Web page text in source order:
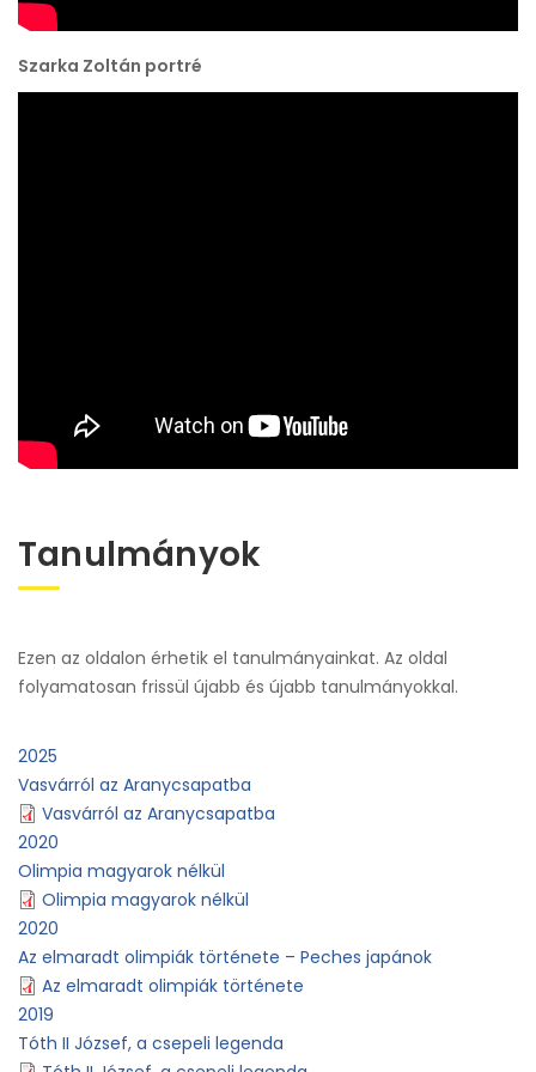
Szarka Zoltán portré
Tanulmányok
Ezen az oldalon érhetik el tanulmányainkat. Az oldal
folyamatosan frissül újabb és újabb tanulmányokkal.
2025
Vasvárról az Aranycsapatba
Vasvárról az Aranycsapatba
2020
Olimpia magyarok nélkül
Olimpia magyarok nélkül
2020
Az elmaradt olimpiák története – Peches japánok
Az elmaradt olimpiák története
2019
Tóth II József, a csepeli legenda